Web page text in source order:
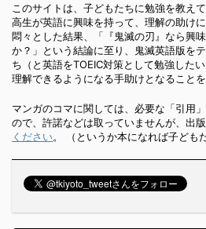
このサイトは、子どもたちに勉強を教え
高生が英語に興味を持って、理解の助け
悶々とした結果、「『鬼滅の刃』なら興
か？」という結論に至り、鬼滅英語版を
ち（と英語をTOEIC対策として勉強した
理解できるようになる手助けとなること
マンガのコマに関しては、必要な「引用
ので、許諾などは取っていませんが、出
ください。 （というか本になれば子ども